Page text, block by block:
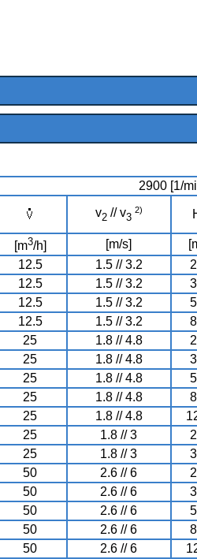
2900 [1/
v2// v3
2)
[m3/h] [m/s]
12.5 1.5 // 3.2
12.5 1.5 // 3.2
12.5 1.5 // 3.2
12.5 1.5 // 3.2
25 1.8 // 4.8
25 1.8 // 4.8
25 1.8 // 4.8
25 1.8 // 4.8
25 1.8 // 4.8
25 1.8 // 3
25 1.8 // 3
50 2.6 // 6
50 2.6 // 6
50 2.6 // 6
50 2.6 // 6
50 2.6 // 6